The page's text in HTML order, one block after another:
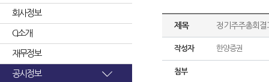
회사정보
CI소개
재무정보
공시정보
제목 정기주주총회결
작성자 한양증권
첨부